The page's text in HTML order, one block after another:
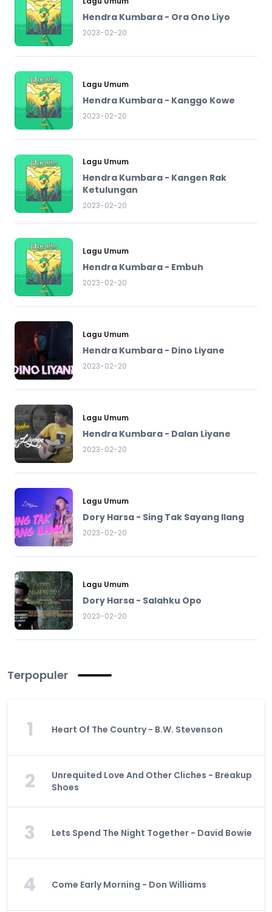
Hendra Kumbara - Ora Ono Liyo
2023-02-20
Lagu Umum
Hendra Kumbara - Kanggo Kowe
2023-02-20
Lagu Umum
Hendra Kumbara - Kangen Rak
Ketulungan
2023-02-20
Lagu Umum
Hendra Kumbara - Embuh
2023-02-20
Lagu Umum
Hendra Kumbara - Dino Liyane
2023-02-20
Lagu Umum
Hendra Kumbara - Dalan Liyane
2023-02-20
Lagu Umum
Dory Harsa - Sing Tak Sayang Ilang
2023-02-20
Lagu Umum
Dory Harsa - Salahku Opo
2023-02-20
Terpopuler
1 Heart Of The Country - B.W. Stevenson
2
Unrequited Love And Other Cliches - Breakup
Shoes
3 Lets Spend The Night Together - David Bowie
4 Come Early Morning - Don Williams